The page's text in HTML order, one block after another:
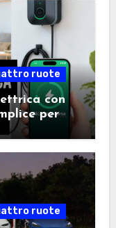
ruote
con
per
ruote